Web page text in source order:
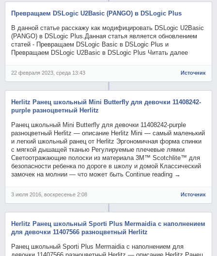
Превращаем DSLogic U2Basic (PANGO) в DSLogic Plus
В данной статье расскажу как модифицировать DSLogic U2Basic
(PANGO) в DSLogic Plus.Данная статья является обновлением
статей - Превращаем DSLogic Basic в DSLogic Plus и
Превращаем DSLogic U2Basic в DSLogic Plus Читать далее
22 февраля 2023, среда 13:43 Источник
Herlitz Ранец школьный Mini Butterfly для девочки 11408242-
purple разноцветный Herlitz
Ранец школьный Mini Butterfly для девочки 11408242-purple
разноцветный Herlitz — описание Herlitz Mini — самый маленький
и легкий школьный ранец от Herlitz Эргономичная форма спинки
с мягкой дышащей тканью Регулируемые плечевые лямки
Светоотражающие полоски из материала 3M™ Scotchlite™ для
безопасности ребенка по дороге в школу и домой Классический
замочек на молнии — что может быть Continue reading →
3 июля 2016, воскресенье 2:08 Источник
Herlitz Ранец школьный Sporti Plus Mermaidia с наполнением
для девочки 11407566 разноцветный Herlitz
Ранец школьный Sporti Plus Mermaidia с наполнением для